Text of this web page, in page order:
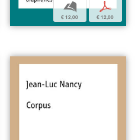
b
€ 12,00
p
€ 12,00